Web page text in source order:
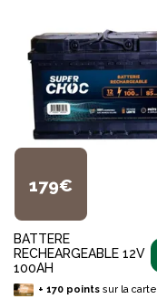
179€
BATTERE
RECHEARGEABLE 12V
100AH
+ 170pointssur la carte